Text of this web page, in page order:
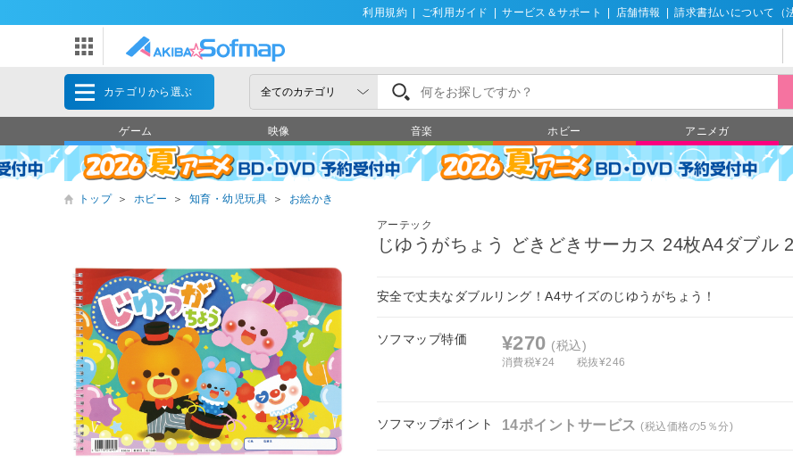
利用規約 ご利用ガイド サービス＆サポート 店舗情報 請求書払いについて（
カテゴリから選ぶ
ゲーム 映像 音楽 ホビー アニメガ
トップ ＞ ホビー ＞ 知育・幼児玩具 ＞ お絵かき
アーテック
じゆうがちょう どきどきサーカス 24枚A4ダブル
安全で丈夫なダブルリング！A4サイズのじゆうがちょう！
ソフマップ特価 ¥270 (税込)
消費税¥24 税抜¥246
ソフマップポイント 14ポイントサービス(税込価格の5％分)